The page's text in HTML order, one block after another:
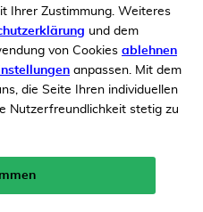
49€!
Ihrer Zustimmung. Weiteres
und dem
von Cookies ablehnen
anpassen. Mit dem
die Seite Ihren individuellen
Nutzerfreundlichkeit stetig zu